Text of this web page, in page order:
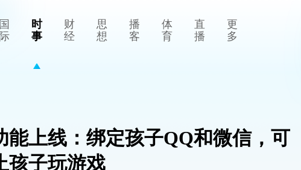
国
际
时
事
财
经
思
想
播
客
体
育
直
播
更
多
能上线：绑定孩子QQ和微信，可
孩子玩游戏